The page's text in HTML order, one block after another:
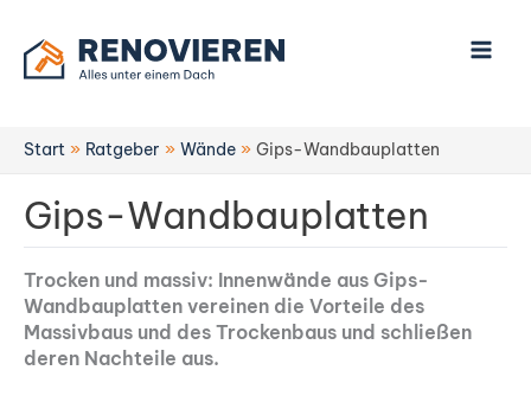
Inhalt
springen
Start Ratgeber Wände Gips-Wandbauplatten
Gips-Wandbauplatten
Trocken und massiv: Innenwände aus Gips-
Wandbauplatten vereinen die Vorteile des
Massivbaus und des Trockenbaus und schließen
deren Nachteile aus.